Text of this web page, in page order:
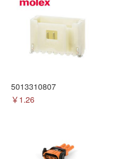
5013310807
￥1.26